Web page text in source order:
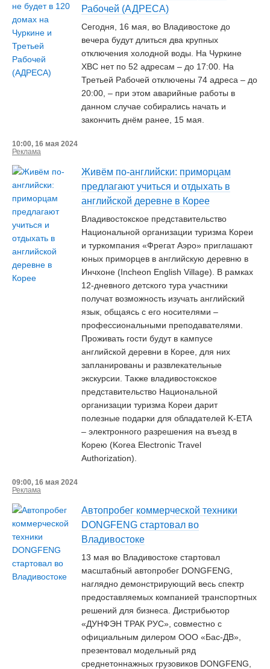
Рабочей (АДРЕСА)
Сегодня, 16 мая, во Владивостоке до
вечера будут длиться два крупных
отключения холодной воды. На Чуркине
ХВС нет по 52 адресам – до 17:00. На
Третьей Рабочей отключены 74 адреса – до
20:00, – при этом аварийные работы в
данном случае собирались начать и
закончить днём ранее, 15 мая.
10:00, 16 мая 2024
Реклама
Живём по-английски: приморцам
предлагают учиться и отдыхать в
английской деревне в Корее
Владивостокское представительство
Национальной организации туризма Кореи
и туркомпания «Фрегат Аэро» приглашают
юных приморцев в английскую деревню в
Инчхоне (Incheon English Village). В рамках
12-дневного детского тура участники
получат возможность изучать английский
язык, общаясь с его носителями –
профессиональными преподавателями.
Проживать гости будут в кампусе
английской деревни в Корее, для них
запланированы и развлекательные
экскурсии. Также владивостокское
представительство Национальной
организации туризма Кореи дарит
полезные подарки для обладателей K-ETA
– электронного разрешения на въезд в
Корею (Korea Electronic Travel
Authorization).
09:00, 16 мая 2024
Реклама
Автопробег коммерческой техники
DONGFENG стартовал во
Владивостоке
13 мая во Владивостоке стартовал
масштабный автопробег DONGFENG,
наглядно демонстрирующий весь спектр
предоставляемых компанией транспортных
решений для бизнеса. Дистрибьютор
«ДУНФЭН ТРАК РУС», совместно с
официальным дилером ООО «Бас-ДВ»,
презентовал модельный ряд
среднетоннажных грузовиков DONGFENG,